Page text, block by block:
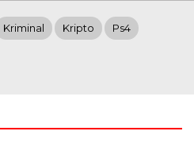
Kriminal Kripto Ps4